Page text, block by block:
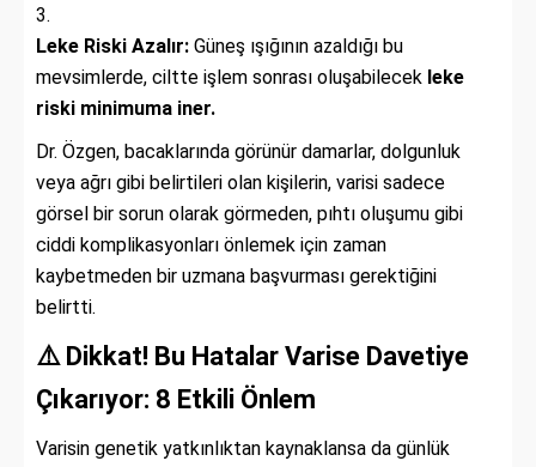
Leke Riski Azalır: Güneş ışığının azaldığı bu
mevsimlerde, ciltte işlem sonrası oluşabilecek leke
riski minimuma iner.
Dr. Özgen, bacaklarında görünür damarlar, dolgunluk
veya ağrı gibi belirtileri olan kişilerin, varisi sadece
görsel bir sorun olarak görmeden, pıhtı oluşumu gibi
ciddi komplikasyonları önlemek için zaman
kaybetmeden bir uzmana başvurması gerektiğini
belirtti.
⚠️ Dikkat! Bu Hatalar Varise Davetiye
Çıkarıyor: 8 Etkili Önlem
Varisin genetik yatkınlıktan kaynaklansa da günlük